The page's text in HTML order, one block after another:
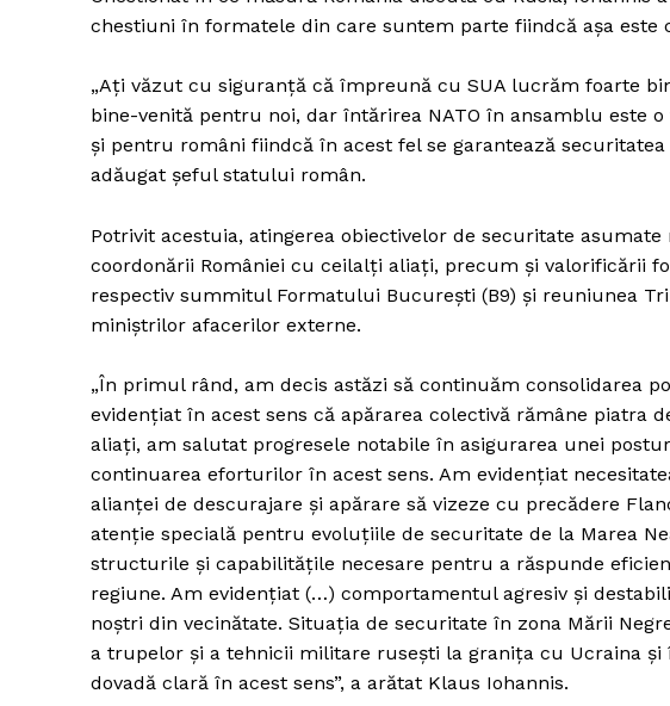
chestiuni în formatele din care suntem parte fiindcă aşa este
„Aţi văzut cu siguranţă că împreună cu SUA lucrăm foarte
bine-venită pentru noi, dar întărirea NATO în ansamblu este
şi pentru români fiindcă în acest fel se garantează
adăugat șeful statului român.
Potrivit acestuia, atingerea obiectivelor de securitate
coordonării României cu ceilalţi aliaţi, precum şi valorificării
respectiv summitul Formatului Bucureşti (B9) şi reuniunea
miniştrilor afacerilor externe.
„În primul rând, am decis astăzi să continuăm consolidarea
evidenţiat în acest sens că apărarea colectivă rămâne piatra
aliaţi, am salutat progresele notabile în asigurarea unei
continuarea eforturilor în acest sens. Am evidenţiat
alianţei de descurajare şi apărare să vizeze cu precădere
atenţie specială pentru evoluţiile de securitate de la Marea
structurile şi capabilităţile necesare pentru a răspunde
regiune. Am evidenţiat (…) comportamentul agresiv şi
noştri din vecinătate. Situaţia de securitate în zona Mării
a trupelor şi a tehnicii militare ruseşti la graniţa cu Ucraina
dovadă clară în acest sens”, a arătat Klaus Iohannis.